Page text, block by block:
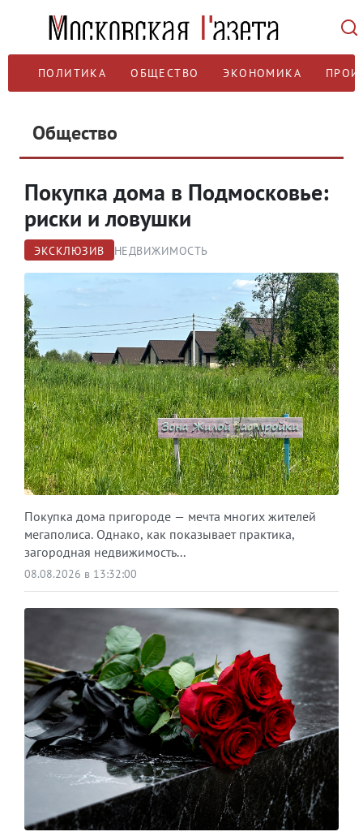
ПОЛИТИКА ОБЩЕСТВО ЭКОНОМИКА
Общество
Покупка дома в Подмосковье:
риски и ловушки
ЭКСКЛЮЗИВ НЕДВИЖИМОСТЬ
Покупка дома пригороде — мечта многих жителей
мегаполиса. Однако, как показывает практика,
загородная недвижимость...
08.08.2026 в 13:32:00